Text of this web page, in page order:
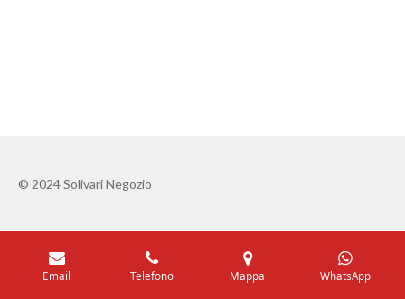
© 2024 Solivari Negozio
Email Telefono Mappa WhatsApp